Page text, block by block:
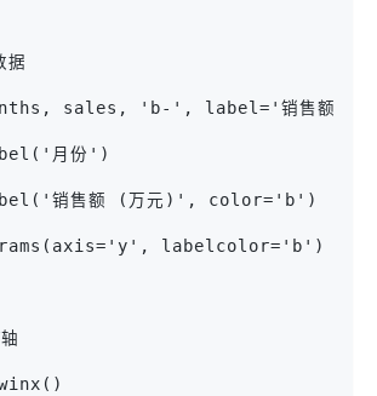
据
sales, 'b-', label='销售额 (
月份')
销售额 (万元)', color='b')
labelcolor='b')